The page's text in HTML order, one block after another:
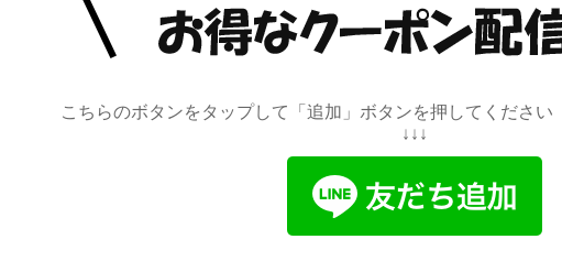
こちらのボタンをタップして「追加」ボタンを押してください
↓↓↓